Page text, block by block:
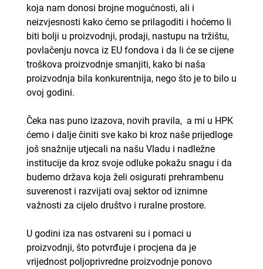
koja nam donosi brojne mogućnosti, ali i
neizvjesnosti kako ćemo se prilagoditi i hoćemo li
biti bolji u proizvodnji, prodaji, nastupu na tržištu,
povlačenju novca iz EU fondova i da li će se cijene
troškova proizvodnje smanjiti, kako bi naša
proizvodnja bila konkurentnija, nego što je to bilo u
ovoj godini.
Čeka nas puno izazova, novih pravila, a mi u HPK
ćemo i dalje činiti sve kako bi kroz naše prijedloge
još snažnije utjecali na našu Vladu i nadležne
institucije da kroz svoje odluke pokažu snagu i da
budemo država koja želi osigurati prehrambenu
suverenost i razvijati ovaj sektor od iznimne
važnosti za cijelo društvo i ruralne prostore.
U godini iza nas ostvareni su i pomaci u
proizvodnji, što potvrđuje i procjena da je
vrijednost poljoprivredne proizvodnje ponovo